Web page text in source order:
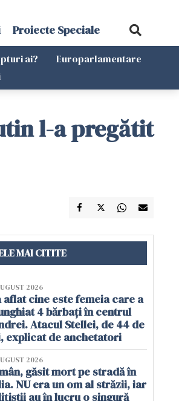
Proiecte Speciale
ai?
Europarlamentare
l-a pregătit
MAI CITITE
2026
aflat cine este femeia care a
4 bărbați în centrul
Atacul Stellei, de 44 de
explicat de anchetatori
2026
găsit mort pe stradă în
NU era un om al străzii, iar
au în lucru o singură